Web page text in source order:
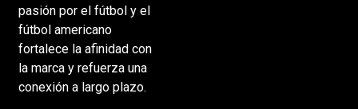
pasión por el fútbol y el
fútbol americano
fortalece la afinidad con
la marca y refuerza una
conexión a largo plazo.